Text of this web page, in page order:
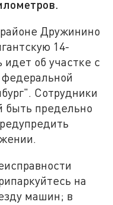
Дружинино
14-
об участке с
Сотрудники
предельно
на
машин; в